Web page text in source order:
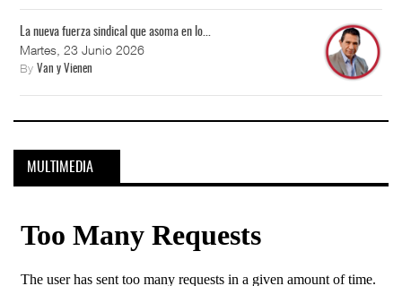
La nueva fuerza sindical que asoma en lo...
Martes, 23 Junio 2026
By Van y Vienen
MULTIMEDIA